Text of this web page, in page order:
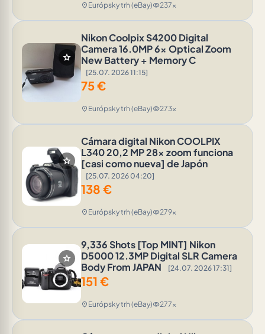
location_on Európsky trh (eBay)visibility237x
star
Nikon Coolpix S4200 Digital
Camera 16.0MP 6x Optical Zoom
New Battery + Memory C
[25.07. 2026 11:15]
75€
location_on Európsky trh (eBay)visibility273x
star
Cámara digital Nikon COOLPIX
L340 20,2 MP 28x zoom funciona
[casi como nueva] de Japón
[25.07. 2026 04:20]
138 €
location_on Európsky trh (eBay)visibility279x
star
9,336 Shots [Top MINT] Nikon
D5000 12.3MP Digital SLR Camera
Body From JAPAN
[24.07. 2026 17:31]
151 €
location_on Európsky trh (eBay)visibility277x